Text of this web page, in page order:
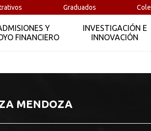
Graduados
Y
FINANCIERO
INVESTIGACIÓN E
INNOVACIÓN
MENDOZA